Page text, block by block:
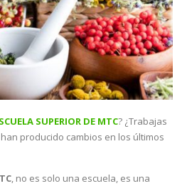
SUPERIOR DE MTC? ¿Trabajas
producido cambios en los últimos
, no es solo una escuela, es una